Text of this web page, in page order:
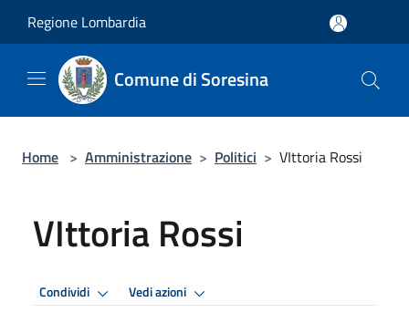
Regione Lombardia
Comune di Soresina
Home > Amministrazione > Politici > VIttoria Rossi
VIttoria Rossi
Condividi Vedi azioni